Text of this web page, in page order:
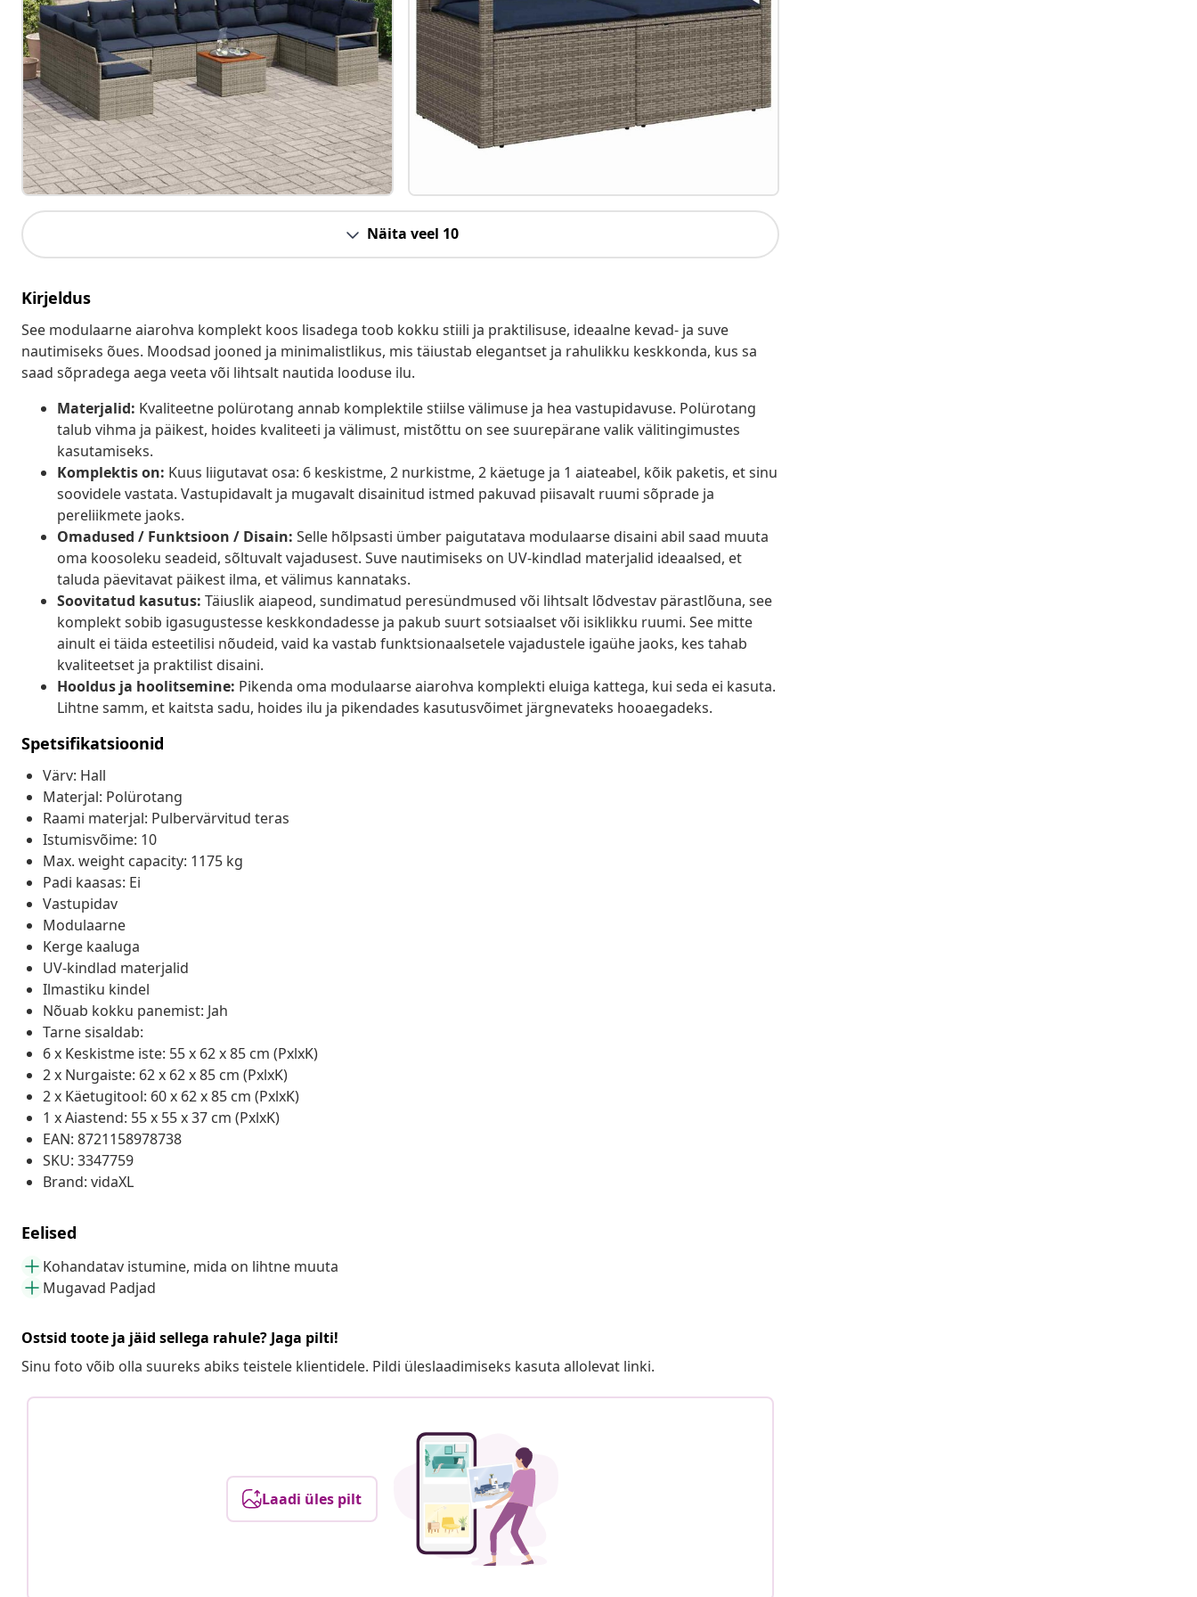
Näita veel 10
Kirjeldus
See modulaarne aiarohva komplekt koos lisadega toob kokku stiili ja praktilisuse, ideaalne kevad- ja suve
nautimiseks õues. Moodsad jooned ja minimalistlikus, mis täiustab elegantset ja rahulikku keskkonda, kus sa
saad sõpradega aega veeta või lihtsalt nautida looduse ilu.
Materjalid: Kvaliteetne polürotang annab komplektile stiilse välimuse ja hea vastupidavuse. Polürotang
talub vihma ja päikest, hoides kvaliteeti ja välimust, mistõttu on see suurepärane valik välitingimustes
kasutamiseks.
Komplektis on: Kuus liigutavat osa: 6 keskistme, 2 nurkistme, 2 käetuge ja 1 aiateabel, kõik paketis, et sinu
soovidele vastata. Vastupidavalt ja mugavalt disainitud istmed pakuvad piisavalt ruumi sõprade ja
pereliikmete jaoks.
Omadused / Funktsioon / Disain: Selle hõlpsasti ümber paigutatava modulaarse disaini abil saad muuta
oma koosoleku seadeid, sõltuvalt vajadusest. Suve nautimiseks on UV-kindlad materjalid ideaalsed, et
taluda päevitavat päikest ilma, et välimus kannataks.
Soovitatud kasutus: Täiuslik aiapeod, sundimatud peresündmused või lihtsalt lõdvestav pärastlõuna, see
komplekt sobib igasugustesse keskkondadesse ja pakub suurt sotsiaalset või isiklikku ruumi. See mitte
ainult ei täida esteetilisi nõudeid, vaid ka vastab funktsionaalsetele vajadustele igaühe jaoks, kes tahab
kvaliteetset ja praktilist disaini.
Hooldus ja hoolitsemine: Pikenda oma modulaarse aiarohva komplekti eluiga kattega, kui seda ei kasuta.
Lihtne samm, et kaitsta sadu, hoides ilu ja pikendades kasutusvõimet järgnevateks hooaegadeks.
Spetsifikatsioonid
Värv: Hall
Materjal: Polürotang
Raami materjal: Pulbervärvitud teras
Istumisvõime: 10
Max. weight capacity: 1175 kg
Padi kaasas: Ei
Vastupidav
Modulaarne
Kerge kaaluga
UV-kindlad materjalid
Ilmastiku kindel
Nõuab kokku panemist: Jah
Tarne sisaldab:
6 x Keskistme iste: 55 x 62 x 85 cm (PxlxK)
2 x Nurgaiste: 62 x 62 x 85 cm (PxlxK)
2 x Käetugitool: 60 x 62 x 85 cm (PxlxK)
1 x Aiastend: 55 x 55 x 37 cm (PxlxK)
EAN: 8721158978738
SKU: 3347759
Brand: vidaXL
Eelised
Kohandatav istumine, mida on lihtne muuta
Mugavad Padjad
Ostsid toote ja jäid sellega rahule? Jaga pilti!
Sinu foto võib olla suureks abiks teistele klientidele. Pildi üleslaadimiseks kasuta allolevat linki.
Laadi üles pilt